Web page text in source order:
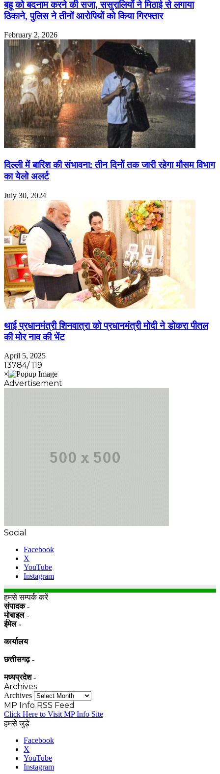
बहू को बदनाम करने की सजा, ससुरालियों ने मिठाई से लगाया
ठिकाने, पुलिस ने तीनों आरोपियों को किया गिरफ्तार
February 2, 2026
दिल्ली में बारिश की संभावना: तीन दिनों तक जारी रहेगा मौसम विभाग
का येलो अलर्ट
July 30, 2024
थाई प्रधानमंत्री शिनवात्रा को प्रधानमंत्री मोदी ने डोकरा पीतल
की मोर नाव की भेंट
April 5, 2025
13784/ 119
Advertisement
Social
Facebook
X
YouTube
Instagram
हमसे सम्पर्क करें
संपादक -
मोबाइल -
ईमेल -
कार्यालय
छत्तीसगढ़ -
मध्यप्रदेश -
Archives
Archives
MP Info RSS Feed
Click Here to Visit MP Info Site
हमसे जुड़े
Facebook
X
YouTube
Instagram